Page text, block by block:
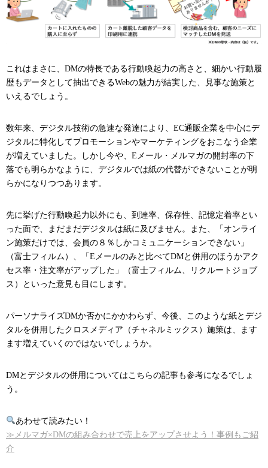
これはまさに、DMの特長である行動喚起力の高さと、細かい行動履
歴もデータとして抽出できるWebの魅力が結実した、見事な施策と
いえるでしょう。
数年来、デジタル技術の急速な発達により、EC通販企業を中心にデ
ジタルに特化してプロモーションやマーケティングをおこなう企業
が増えていました。しかし今や、Eメール・メルマガの開封率の下
落でも明らかなように、デジタルでは紙の代替ができないことが明
らかになりつつあります。
先に挙げた行動喚起力以外にも、到達率、保存性、記憶定着率とい
った面で、まだまだデジタルは紙に及びません。また、「オンライ
ン施策だけでは、会員の８％しかコミュニケーションできない」
（富士フィルム）、「Eメールのみと比べてDMと併用のほうかアク
セス率・注文率がアップした」（富士フィルム、リクルートジョブ
ス）といった意見も目にします。
パーソナライズDMか否かにかかわらず、今後、このような紙とデジ
タルを併用したクロスメディア（チャネルミックス）施策は、ます
ます増えていくのではないでしょうか。
DMとデジタルの併用についてはこちらの記事も参考になるでしょ
う。
あわせて読みたい！
≫メルマガ×DMの組み合わせで売上をアップさせよう！事例もご紹
介